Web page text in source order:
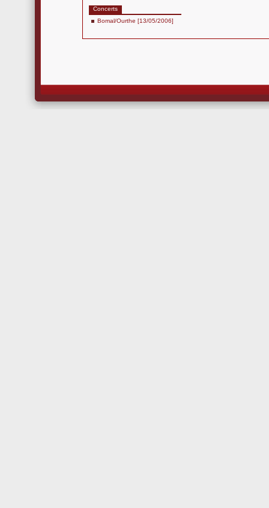
Concerts
Bomal/Ourthe [13/05/2006]